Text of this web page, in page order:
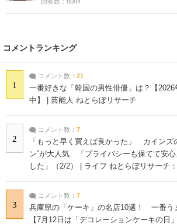
コメントランキング
1
コメント数： 21
一番好きな「韓国の男性俳優」は？【
中】 | 芸能人 ねとらぼリサーチ
2
コメント数： 7
「もっと早く買えば良かった」 カインズ
ン”が大人気 「プライバシーも保てて安心
した」（2/2） | ライフ ねとらぼリサーチ
3
コメント数： 7
兵庫県の「ケーキ」の名店10選！ 一番う
【7月12日は「デコレーションケーキの日